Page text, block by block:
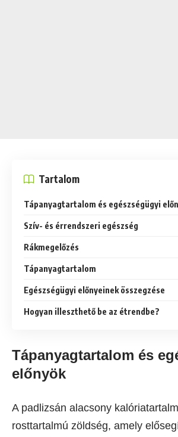
Tartalom
Tápanyagtartalom és egészségügyi
Szív- és érrendszeri egészség
Rákmegelőzés
Tápanyagtartalom
Egészségügyi előnyeinek összegzése
Hogyan illeszthető be az étrendbe?
Tápanyagtartalom és
előnyök
A padlizsán alacsony
rosttartalmú zöldség, amely